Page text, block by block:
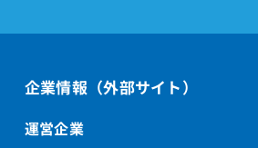
企業情報（外部サイト）
運営企業